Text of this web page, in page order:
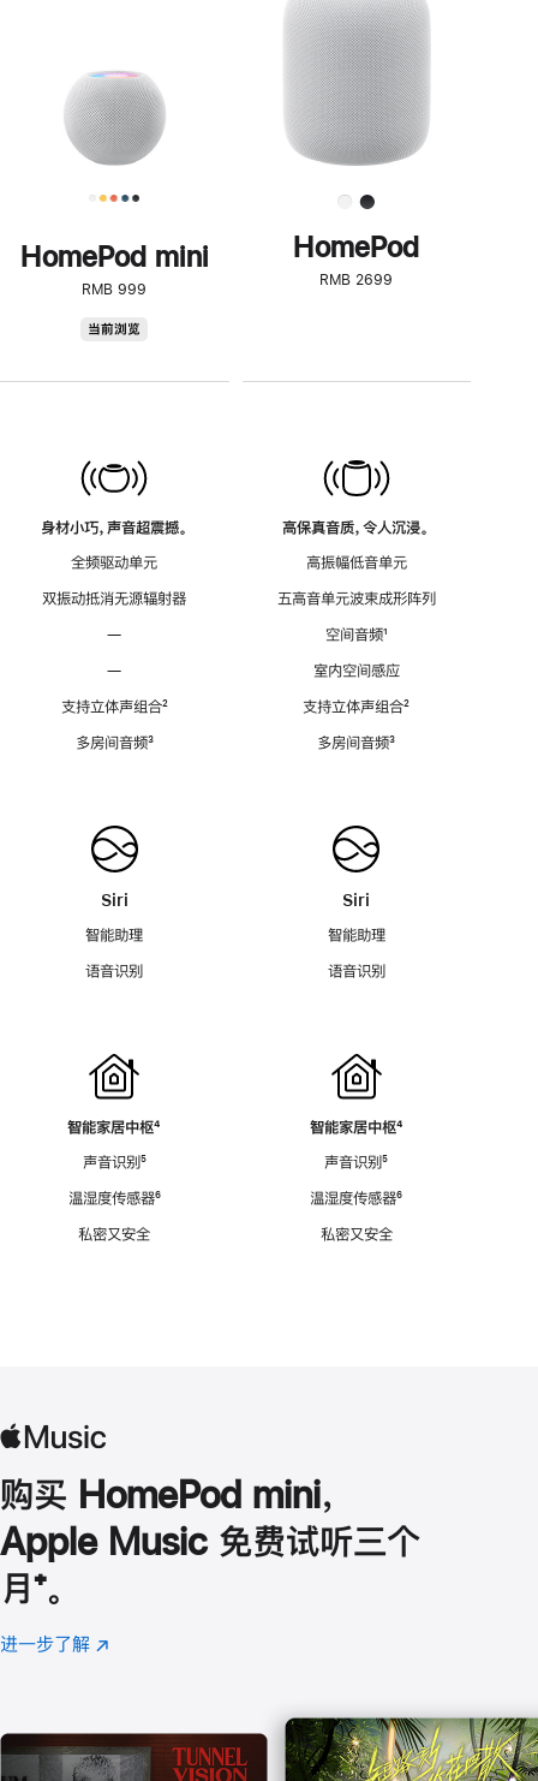
HomePod mini
RMB 999
当前浏览
身材小巧，声音超震撼。
全频驱动单元
双振动抵消无源辐射器
—
—
支持立体声组合脚
²
多房间音频脚
³
Siri
智能助理
语音识别
智能家居中枢脚
⁴
声音识别脚
⁵
温湿度传感器脚
⁶
私密又安全
了
解
HomePod<
HomePod
RMB 2699
高保真音质，令人沉浸。
高振幅低音单元
五高音单元波束成形阵列
空间音频脚
¹
室内空间感应
支持立体声组合脚
²
多房间音频脚
³
Siri
智能助理
语音识别
智能家居中枢脚
⁴
声音识别脚
⁵
温湿度传感器脚
⁶
私密又安全
购买 HomePod mini，
Apple Music 免费试听三个
月 脚
注
⁺。
进一步了解 Apple
(在
口
中